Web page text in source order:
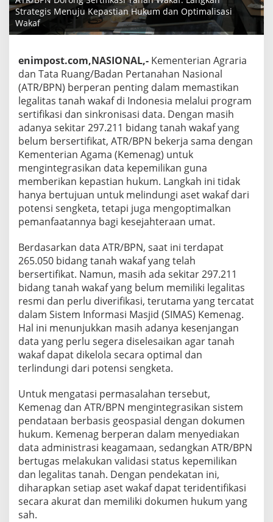
Strategis Menuju Kepastian Hukum dan Optimalisasi
Wakaf
enimpost.com,NASIONAL,- Kementerian Agraria
dan Tata Ruang/Badan Pertanahan Nasional
(ATR/BPN) berperan penting dalam memastikan
legalitas tanah wakaf di Indonesia melalui program
sertifikasi dan sinkronisasi data. Dengan masih
adanya sekitar 297.211 bidang tanah wakaf yang
belum bersertifikat, ATR/BPN bekerja sama dengan
Kementerian Agama (Kemenag) untuk
mengintegrasikan data kepemilikan guna
memberikan kepastian hukum. Langkah ini tidak
hanya bertujuan untuk melindungi aset wakaf dari
potensi sengketa, tetapi juga mengoptimalkan
pemanfaatannya bagi kesejahteraan umat.
Berdasarkan data ATR/BPN, saat ini terdapat
265.050 bidang tanah wakaf yang telah
bersertifikat. Namun, masih ada sekitar 297.211
bidang tanah wakaf yang belum memiliki legalitas
resmi dan perlu diverifikasi, terutama yang tercatat
dalam Sistem Informasi Masjid (SIMAS) Kemenag.
Hal ini menunjukkan masih adanya kesenjangan
data yang perlu segera diselesaikan agar tanah
wakaf dapat dikelola secara optimal dan
terlindungi dari potensi sengketa.
Untuk mengatasi permasalahan tersebut,
Kemenag dan ATR/BPN mengintegrasikan sistem
pendataan berbasis geospasial dengan dokumen
hukum. Kemenag berperan dalam menyediakan
data administrasi keagamaan, sedangkan ATR/BPN
bertugas melakukan validasi status kepemilikan
dan legalitas tanah. Dengan pendekatan ini,
diharapkan setiap aset wakaf dapat teridentifikasi
secara akurat dan memiliki dokumen hukum yang
sah.